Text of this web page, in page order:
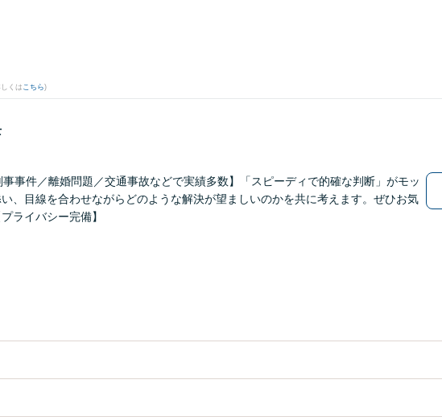
くは こちら)
事事件／離婚問題／交通事故などで実績多数】「スピーディで的確な判断」がモッ
、目線を合わせながらどのような解決が望ましいのかを共に考えます。ぜひお気
ライバシー完備】